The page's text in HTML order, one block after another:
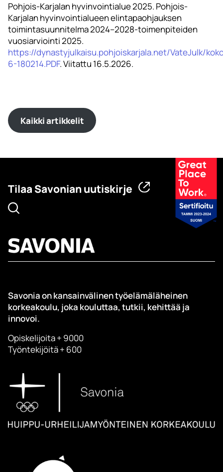
Pohjois-Karjalan hyvinvointialue 2025. Pohjois-
Karjalan hyvinvointialueen elintapaohjauksen
toimintasuunnitelma 2024–2028-toimenpiteiden
vuosiarviointi 2025.
https://dynastyjulkaisu.pohjoiskarjala.net/VateJulk/
6-180214.PDF. Viitattu 16.5.2026.
Kaikki artikkelit
Tilaa Savonian uutiskirje
Savonia on kansainvälinen työelämäläheinen
korkeakoulu, joka kouluttaa, tutkii, kehittää ja
innovoi.
Opiskelijoita + 9000
Työntekijöitä + 600